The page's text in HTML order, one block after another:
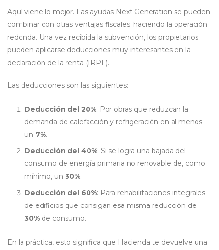
Aquí viene lo mejor. Las ayudas Next Generation se pueden
combinar con otras ventajas fiscales, haciendo la operación
redonda. Una vez recibida la subvención, los propietarios
pueden aplicarse deducciones muy interesantes en la
declaración de la renta (IRPF).
Las deducciones son las siguientes:
Deducción del 20%: Por obras que reduzcan la
demanda de calefacción y refrigeración en al menos
un 7%.
Deducción del 40%: Si se logra una bajada del
consumo de energía primaria no renovable de, como
mínimo, un 30%.
Deducción del 60%: Para rehabilitaciones integrales
de edificios que consigan esa misma reducción del
30% de consumo.
En la práctica, esto significa que Hacienda te devuelve una